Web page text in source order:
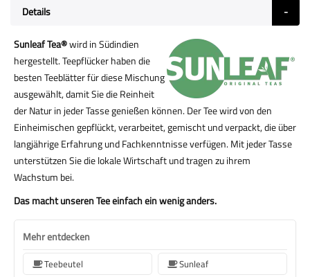
Details
Sunleaf Tea®wird in Südindien
hergestellt. Teepflücker haben die
besten Teeblätter für diese Mischung
ausgewählt, damit Sie die Reinheit
der Natur in jeder Tasse genießen können. Der Tee wird von den
Einheimischen gepflückt, verarbeitet, gemischt und verpackt, die über
langjährige Erfahrung und Fachkenntnisse verfügen. Mit jeder Tasse
unterstützen Sie die lokale Wirtschaft und tragen zu ihrem
Wachstum bei.
Das macht unseren Tee einfach ein wenig anders.
Mehr entdecken
Teebeutel
Sunleaf